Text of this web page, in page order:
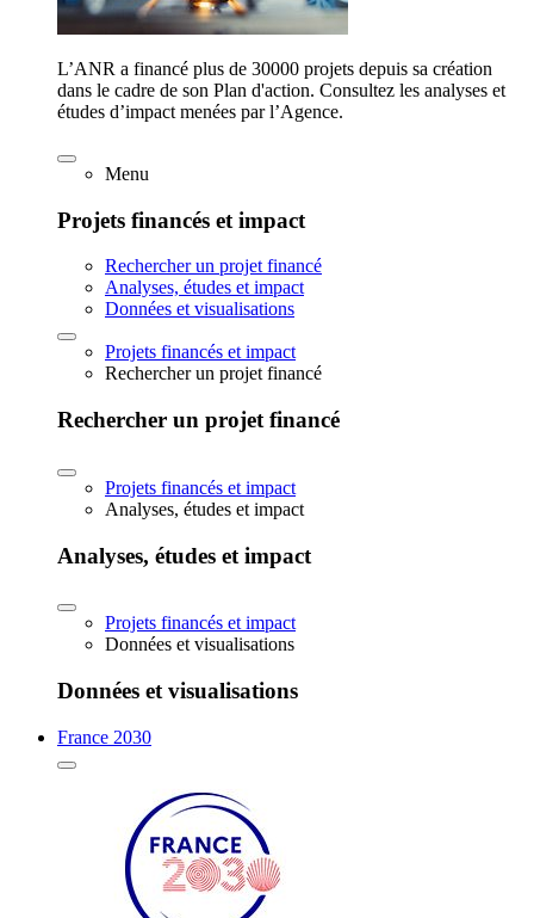
L’ANR a financé plus de 30000 projets depuis sa création
dans le cadre de son Plan d'action. Consultez les analyses et
études d’impact menées par l’Agence.
Menu
Projets financés et impact
Rechercher un projet financé
Analyses, études et impact
Données et visualisations
Projets financés et impact
Rechercher un projet financé
Rechercher un projet financé
Projets financés et impact
Analyses, études et impact
Analyses, études et impact
Projets financés et impact
Données et visualisations
Données et visualisations
France 2030